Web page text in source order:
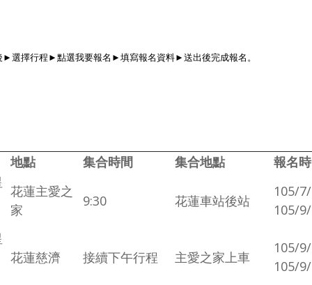
►選擇行程►點選我要報名►填寫報名資料►送出後完成報名。
地點 集合時間 集合地點
報名
花蓮主愛之
家
9:30 花蓮車站後站
105/
105/
花蓮慈濟
接續下午行程 主愛之家上車
105/
105/